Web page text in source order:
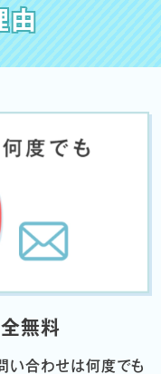
由
全無料
い合わせは何度でも